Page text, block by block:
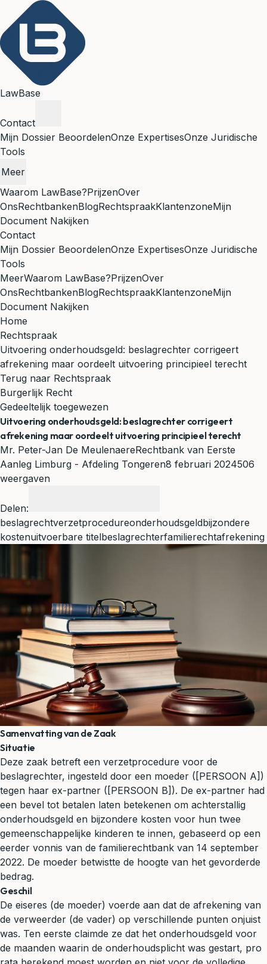
LawBase
Contact
Mijn Dossier BeoordelenOnze ExpertisesOnze Juridische
Tools
Meer
Waarom LawBase?PrijzenOver
OnsRechtbankenBlogRechtspraakKlantenzoneMijn
Document Nakijken
Contact
Mijn Dossier BeoordelenOnze ExpertisesOnze Juridische
Tools
MeerWaarom LawBase?PrijzenOver
OnsRechtbankenBlogRechtspraakKlantenzoneMijn
Document Nakijken
Home
Rechtspraak
Uitvoering onderhoudsgeld: beslagrechter corrigeert
afrekening maar oordeelt uitvoering principieel terecht
Terug naar Rechtspraak
Burgerlijk Recht
Gedeeltelijk toegewezen
Uitvoering onderhoudsgeld: beslagrechter corrigeert
afrekening maar oordeelt uitvoering principieel terecht
Mr. Peter-Jan De MeulenaereRechtbank van Eerste
Aanleg Limburg - Afdeling Tongeren8 februari 2024506
weergaven
Delen:
beslagrechtverzetprocedureonderhoudsgeldbijzondere
kostenuitvoerbare titelbeslagrechterfamilierechtafrekening
Samenvatting van de Zaak
Situatie
Deze zaak betreft een verzetprocedure voor de
beslagrechter, ingesteld door een moeder ([PERSOON A])
tegen haar ex-partner ([PERSOON B]). De ex-partner had
een bevel tot betalen laten betekenen om achterstallig
onderhoudsgeld en bijzondere kosten voor hun twee
gemeenschappelijke kinderen te innen, gebaseerd op een
eerder vonnis van de familierechtbank van 14 september
2022. De moeder betwistte de hoogte van het gevorderde
bedrag.
Geschil
De eiseres (de moeder) voerde aan dat de afrekening van
de verweerder (de vader) op verschillende punten onjuist
was. Ten eerste claimde ze dat het onderhoudsgeld voor
de maanden waarin de onderhoudsplicht was gestart, pro